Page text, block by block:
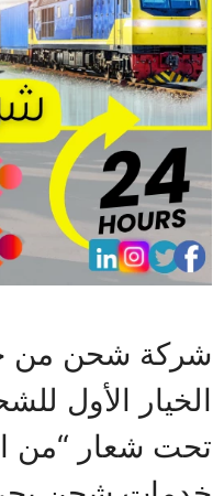
شركة شحن من
الخيار الأول
تحت شعار “من